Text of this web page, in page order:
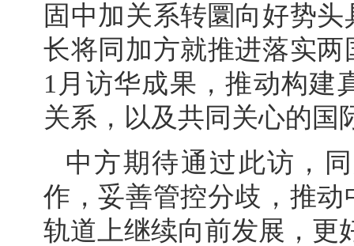
固中加关系转圜向好势
长将同加方就推进落实
1月访华成果，推动构建
关系，以及共同关心的国
中方期待通过此访，
作，妥善管控分歧，推
轨道上继续向前发展，更